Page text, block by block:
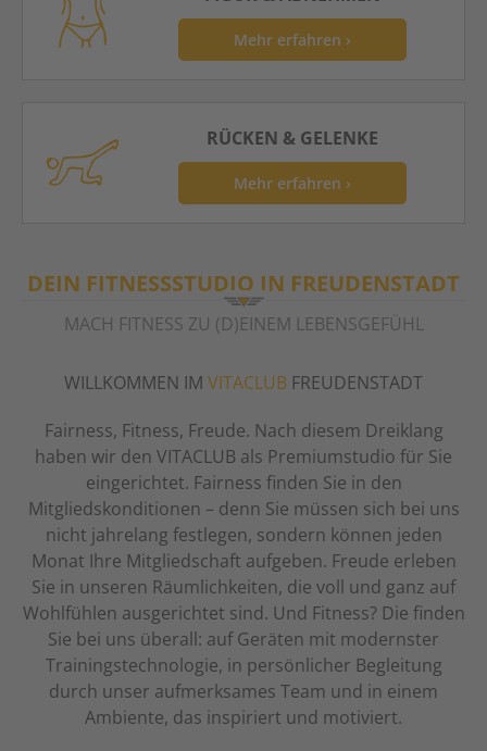
Mehr erfahren ›
RÜCKEN & GELENKE
Mehr erfahren ›
DEIN FITNESSSTUDIO IN FREUDENSTADT
MACH FITNESS ZU (D)EINEM LEBENSGEFÜHL
WILLKOMMEN IM VITACLUB FREUDENSTADT
Fairness, Fitness, Freude. Nach diesem Dreiklang
haben wir den VITACLUB als Premiumstudio für Sie
eingerichtet. Fairness finden Sie in den
Mitgliedskonditionen – denn Sie müssen sich bei uns
nicht jahrelang festlegen, sondern können jeden
Monat Ihre Mitgliedschaft aufgeben. Freude erleben
Sie in unseren Räumlichkeiten, die voll und ganz auf
Wohlfühlen ausgerichtet sind. Und Fitness? Die finden
Sie bei uns überall: auf Geräten mit modernster
Trainingstechnologie, in persönlicher Begleitung
durch unser aufmerksames Team und in einem
Ambiente, das inspiriert und motiviert.